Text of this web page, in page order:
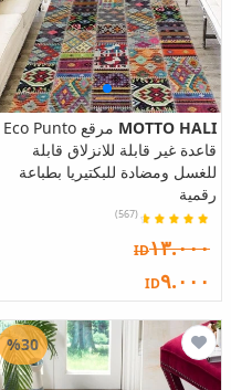
MOTTO HALI
مرقع Eco Punto
قاعدة غير قابلة للانزلاق قابلة
للغسل ومضادة للبكتيريا بطباعة
رقمية
(567)
ID١٣.٠٠٠
ID٩.٠٠٠
%30